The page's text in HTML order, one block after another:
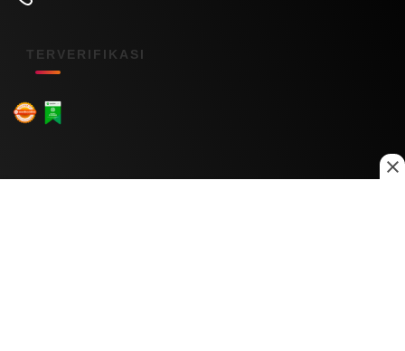
TERVERIFIKASI